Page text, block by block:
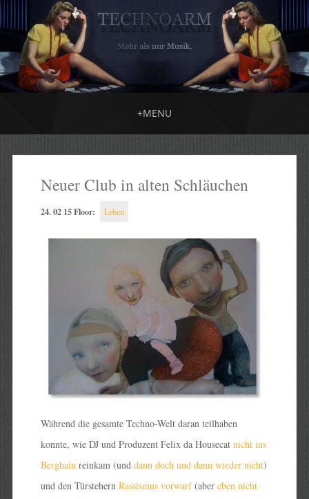
+MENU
Neuer Club in alten Schläuchen
24. 02 15 Floor: Leben
Während die gesamte Techno-Welt daran teilhaben
konnte, wie DJ und Produzent Felix da Housecat nicht ins
Berghainreinkam (und dann doch und dann wieder nicht)
und den TürstehernRassismus vorwarf(aber eben nicht